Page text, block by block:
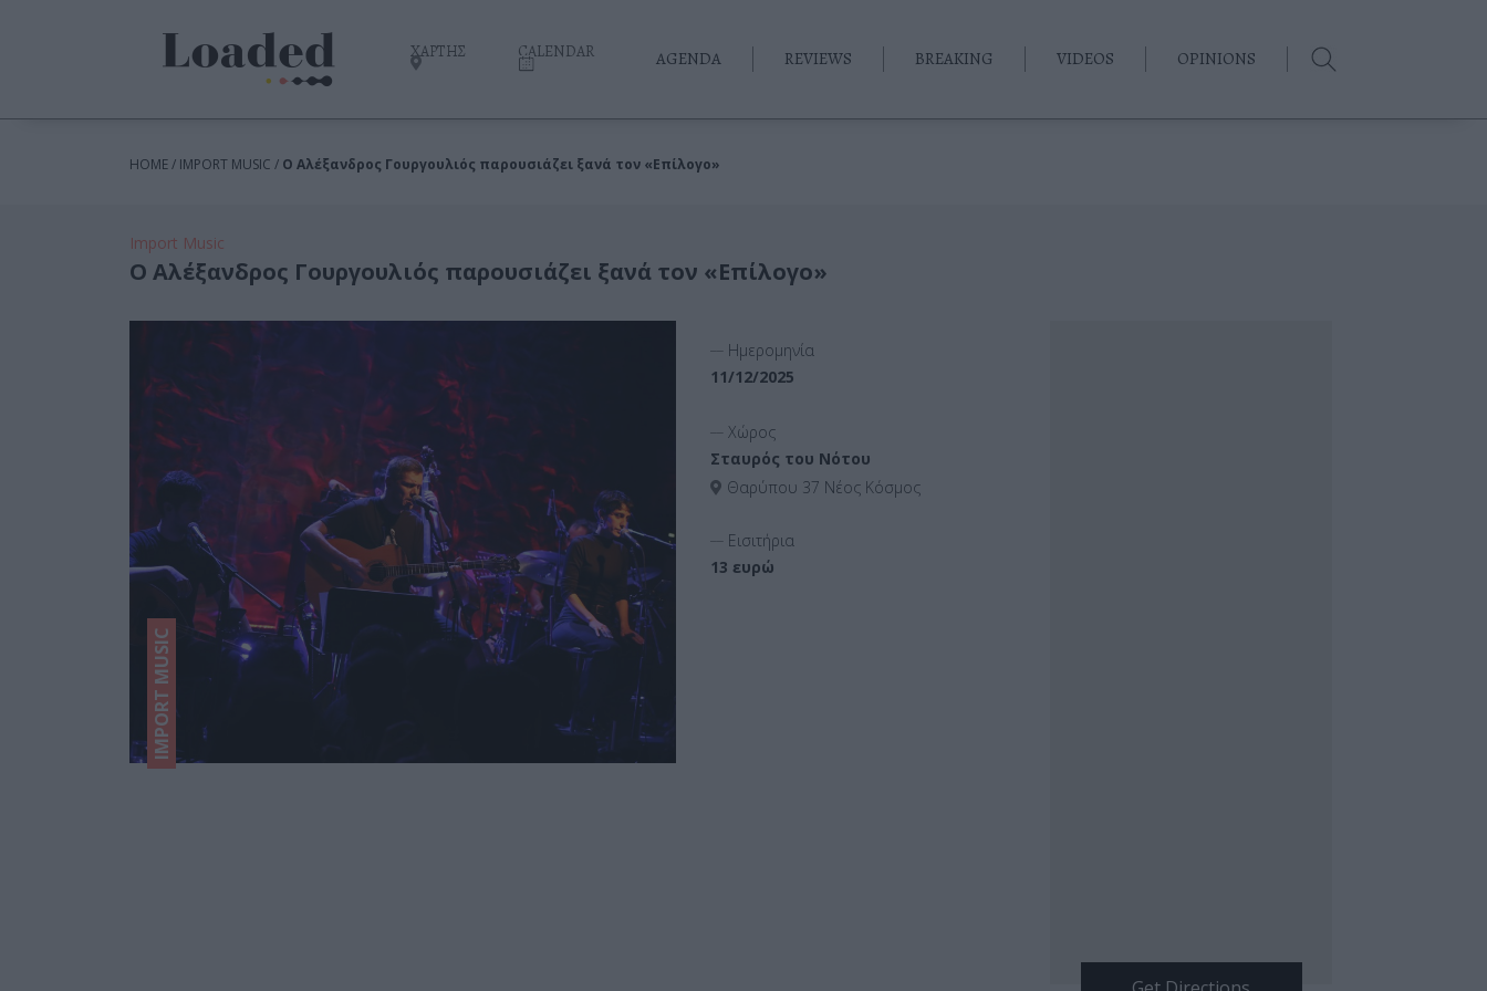
ΧΑΡΤΗΣ CALENDAR AGENDA REVIEWS BREAKING VIDEOS OPINIONS
HOME / IMPORT MUSIC / Ο Αλέξανδρος Γουργουλιός παρουσιάζει ξανά τον «Επίλογο»
Import Music
Ο Αλέξανδρος Γουργουλιός παρουσιάζει ξανά τον «Επίλογο»
IMPORT MUSIC
Ημερομηνία
11/12/2025
Χώρος
Σταυρός του Νότου
Θαρύπου 37 Νέος Κόσμος
Εισιτήρια
13 ευρώ